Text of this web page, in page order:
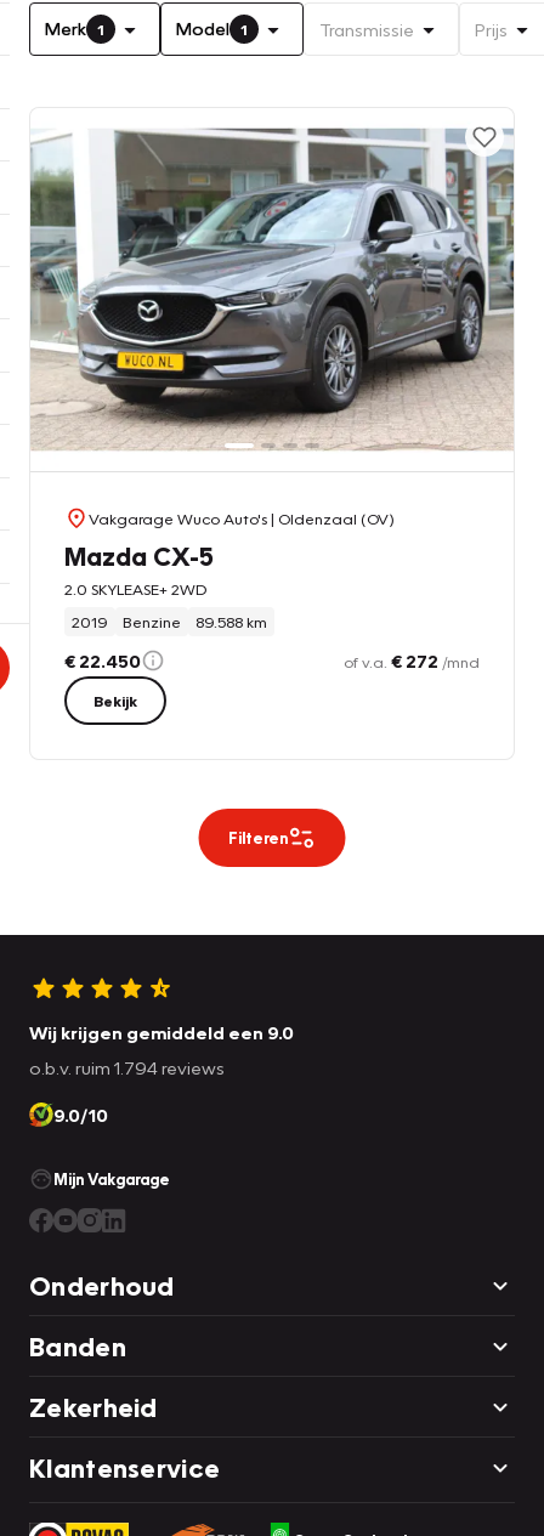
Merk 1 Model 1 Transmissie Prijs
Vakgarage Wuco Auto's| Oldenzaal (OV)
Mazda CX-5
2.0 SKYLEASE+ 2WD
2019
Benzine 89.588 km
€ 22.450 of v.a. € 272 /mnd
Bekijk
Filteren
Wij krijgen gemiddeld een 9.0
o.b.v. ruim 1.794 reviews
9.0/10
Mijn Vakgarage
Onderhoud
Banden
Zekerheid
Klantenservice